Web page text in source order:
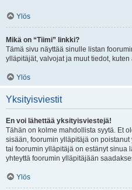
Ylös
Mikä on “Tiimi” linkki?
Tämä sivu näyttää sinulle listan
ylläpitäjät, valvojat ja muut tiedot,
Ylös
Yksityisviestit
En voi lähettää yksityisviestejä!
Tähän on kolme mahdollista syytä. Et
sisään, foorumin ylläpitäjä on
tai foorumin ylläpitäjä on estänyt sinua
yhteyttä foorumin ylläpitäjään
Ylös